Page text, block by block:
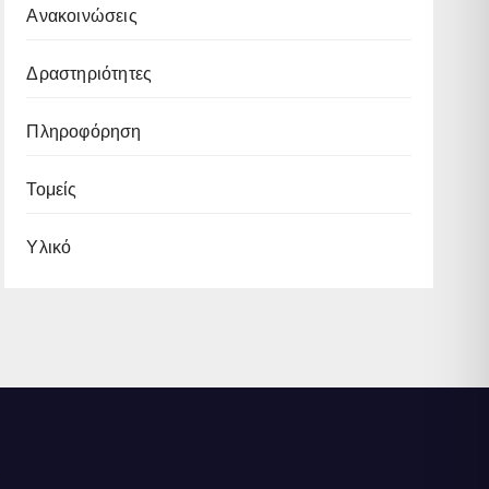
Ανακοινώσεις
Δραστηριότητες
Πληροφόρηση
Τομείς
Υλικό